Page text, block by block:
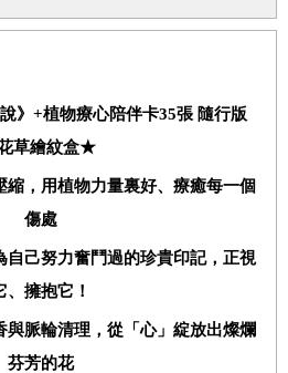
》+植物療心陪伴卡35張 隨行版
草繪紋盒★
，用植物力量裏好、療癒每一個
傷處
自己努力奮鬥過的珍貴印記，正視
、擁抱它！
與脈輪清理，從「心」綻放出燦爛
芬芳的花